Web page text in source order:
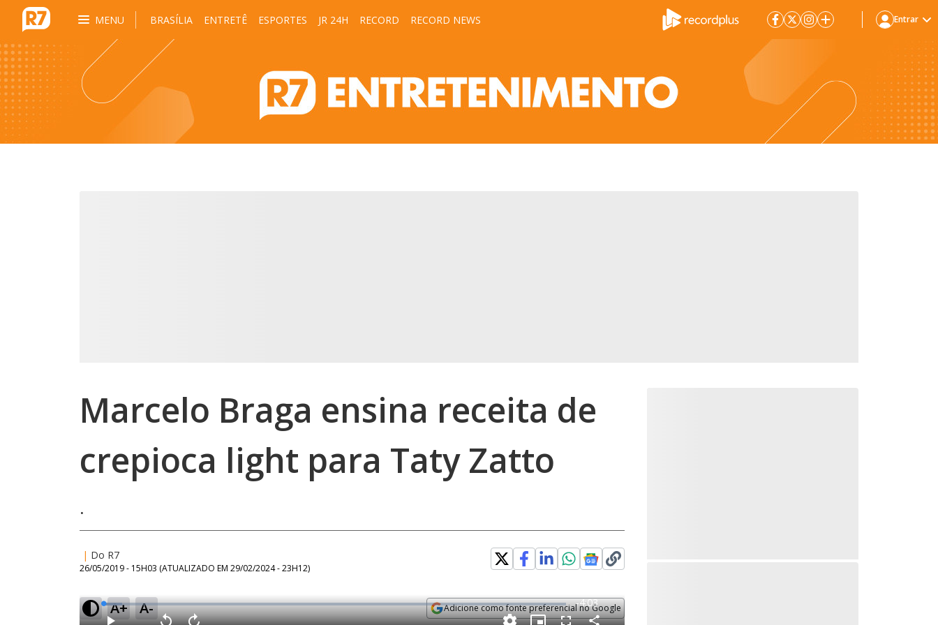
MENU BRASÍLIA ENTRETÊ ESPORTES JR 24H RECORD RECORD NEWS Entrar
Marcelo Braga ensina receita de
crepioca light para Taty Zatto
.
| Do R7
26/05/2019 - 15H03 (ATUALIZADO EM 29/02/2024 - 23H12)
A+ A- Adicione como fonte preferencial no Google
L
o
a
R
e
-4:03